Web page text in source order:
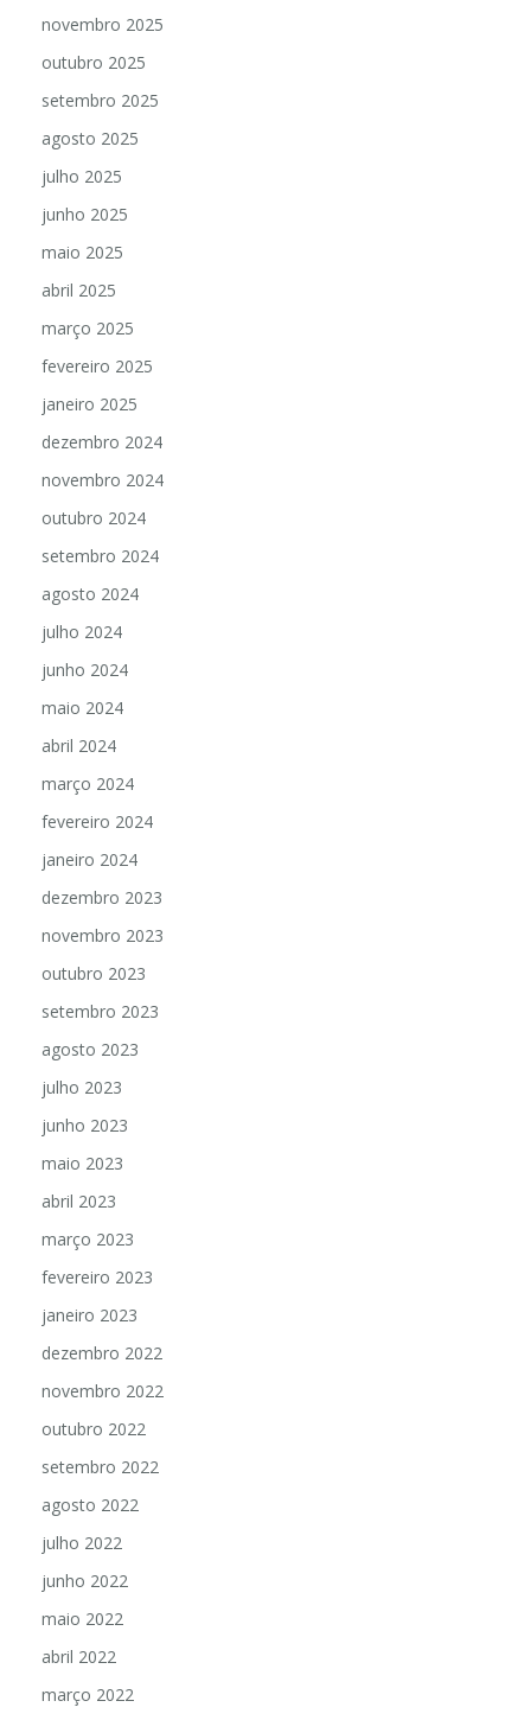
novembro 2025
outubro 2025
setembro 2025
agosto 2025
julho 2025
junho 2025
maio 2025
abril 2025
março 2025
fevereiro 2025
janeiro 2025
dezembro 2024
novembro 2024
outubro 2024
setembro 2024
agosto 2024
julho 2024
junho 2024
maio 2024
abril 2024
março 2024
fevereiro 2024
janeiro 2024
dezembro 2023
novembro 2023
outubro 2023
setembro 2023
agosto 2023
julho 2023
junho 2023
maio 2023
abril 2023
março 2023
fevereiro 2023
janeiro 2023
dezembro 2022
novembro 2022
outubro 2022
setembro 2022
agosto 2022
julho 2022
junho 2022
maio 2022
abril 2022
março 2022